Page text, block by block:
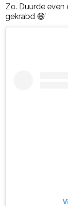
Zo. Duurde even
gekrabd 😆’